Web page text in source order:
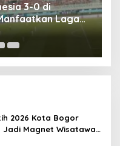
3-0 di
Laga
2026 Kota Bogor
Jadi Magnet Wisatawan